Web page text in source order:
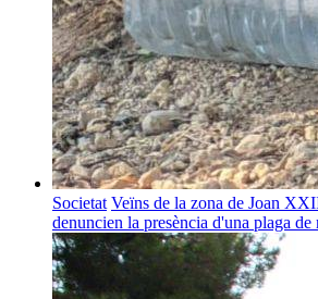
Societat Veïns de la zona de Joan
denuncien la presència d'una plaga de